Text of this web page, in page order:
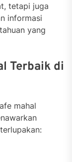
tetapi juga
informasi
yang
Terbaik di
mahal